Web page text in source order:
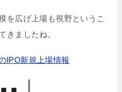
を広げ上場も視野というこ
きましたね。
IPO新規上場情報